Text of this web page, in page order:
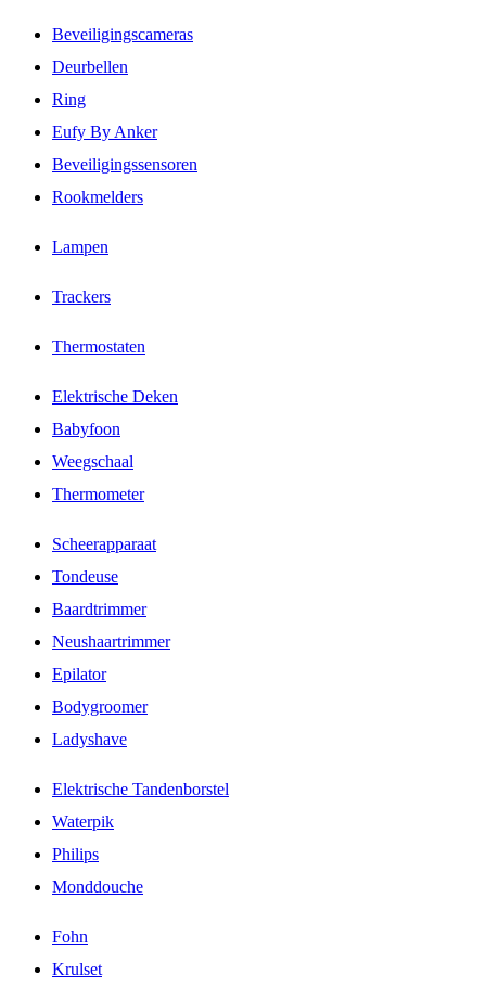
Beveiligingscameras
Deurbellen
Ring
Eufy By Anker
Beveiligingssensoren
Rookmelders
Lampen
Trackers
Thermostaten
Elektrische Deken
Babyfoon
Weegschaal
Thermometer
Scheerapparaat
Tondeuse
Baardtrimmer
Neushaartrimmer
Epilator
Bodygroomer
Ladyshave
Elektrische Tandenborstel
Waterpik
Philips
Monddouche
Fohn
Krulset